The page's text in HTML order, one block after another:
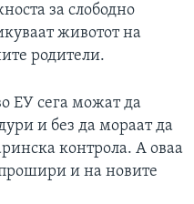
за слободно
животот на
родители.
ЕУ сега можат да
и без да мораат да
контрола. А оваа
и на новите